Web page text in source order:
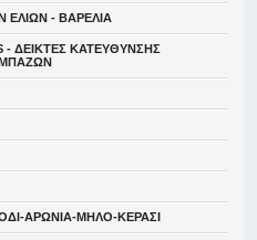
ΕΛΙΩΝ - ΒΑΡΕΛΙΑ
- ΔΕΙΚΤΕΣ ΚΑΤΕΥΘYΝΣΗΣ
ΜΠΑΖΩΝ
ΑΡΩΝΙΑ-ΜΗΛΟ-ΚΕΡΑΣΙ